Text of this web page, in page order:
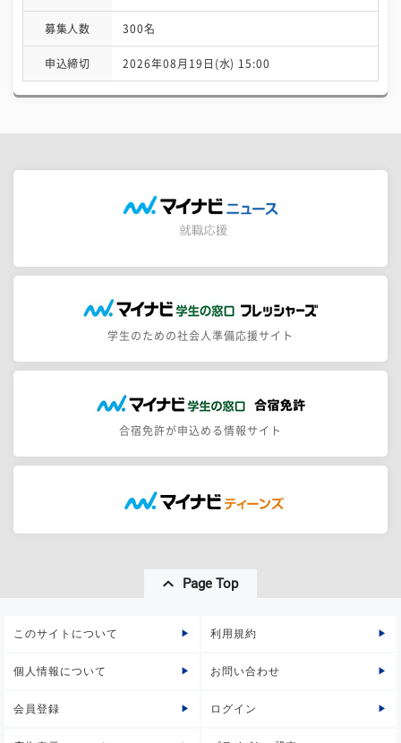
募集人数 300名
申込締切 2026年08月19日(水) 15:00
学生のための社会人準備応援サイト
合宿免許が申込める情報サイト
Page Top
このサイトについて 利用規約
個人情報について お問い合わせ
会員登録 ログイン